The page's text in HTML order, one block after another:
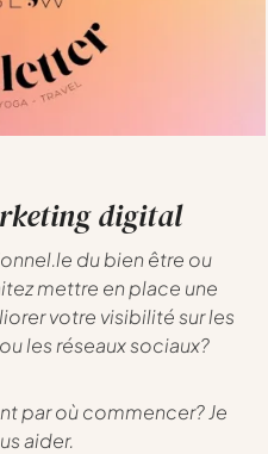
digital
du bien être ou
mettre en place une
votre visibilité sur les
les réseaux sociaux?
par où commencer? Je
aider.